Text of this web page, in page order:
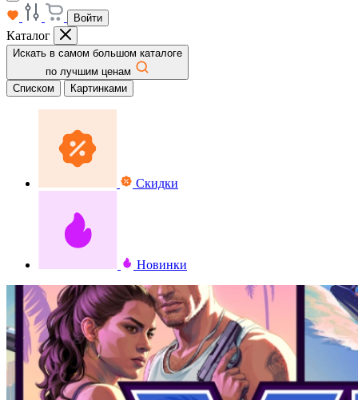
Войти
Каталог
Искать в самом большом каталоге
по лучшим ценам
Списком
Картинками
Скидки
Новинки